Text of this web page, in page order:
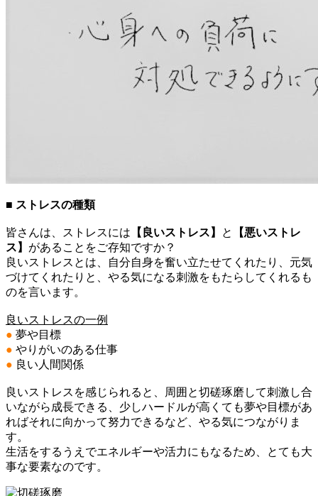
■ ストレスの種類
皆さんは、ストレスには 【良いストレス】 と
【悪いストレ
ス】 があることをご存知ですか？
良いストレスとは、自分自身を奮い立たせてくれたり、元気
づけてくれたりと、やる気になる刺激をもたらしてくれるも
のを言います。
良いストレスの一例
● 夢や目標
● やりがいのある仕事
● 良い人間関係
良いストレスを感じられると、周囲と切磋琢磨して刺激し合
いながら成長できる、少しハードルが高くても夢や目標があ
ればそれに向かって努力できるなど、やる気につながりま
す。
生活をするうえでエネルギーや活力にもなるため、とても大
事な要素なのです。